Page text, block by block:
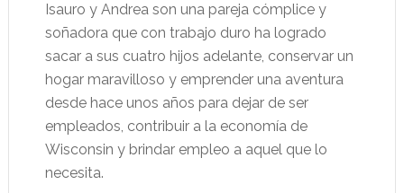
Isauro y Andrea son una pareja cómplice y
soñadora que con trabajo duro ha logrado
sacar a sus cuatro hijos adelante, conservar un
hogar maravilloso y emprender una aventura
desde hace unos años para dejar de ser
empleados, contribuir a la economía de
Wisconsin y brindar empleo a aquel que lo
necesita.